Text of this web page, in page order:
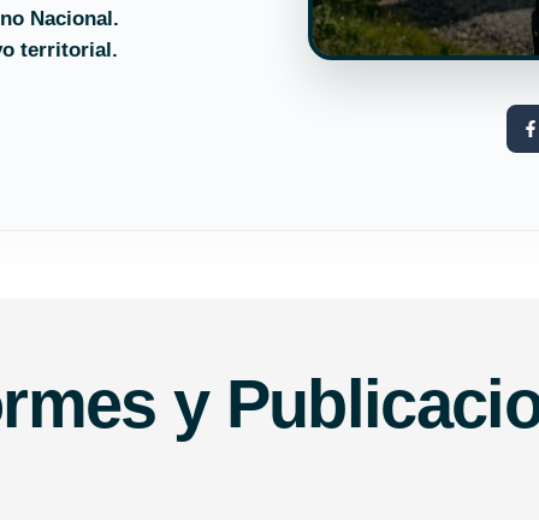
Nacional.
territorial.
y